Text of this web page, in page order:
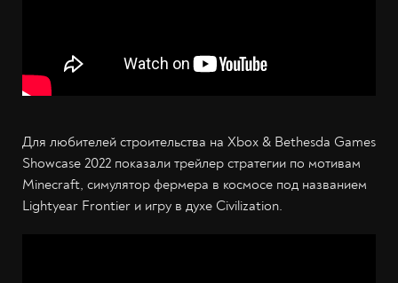
Для любителей строительства на Xbox & Bethesda Games
Showcase 2022 показали трейлер стратегии по мотивам
Minecraft, симулятор фермера в космосе под названием
Lightyear Frontier и игру в духе Civilization.